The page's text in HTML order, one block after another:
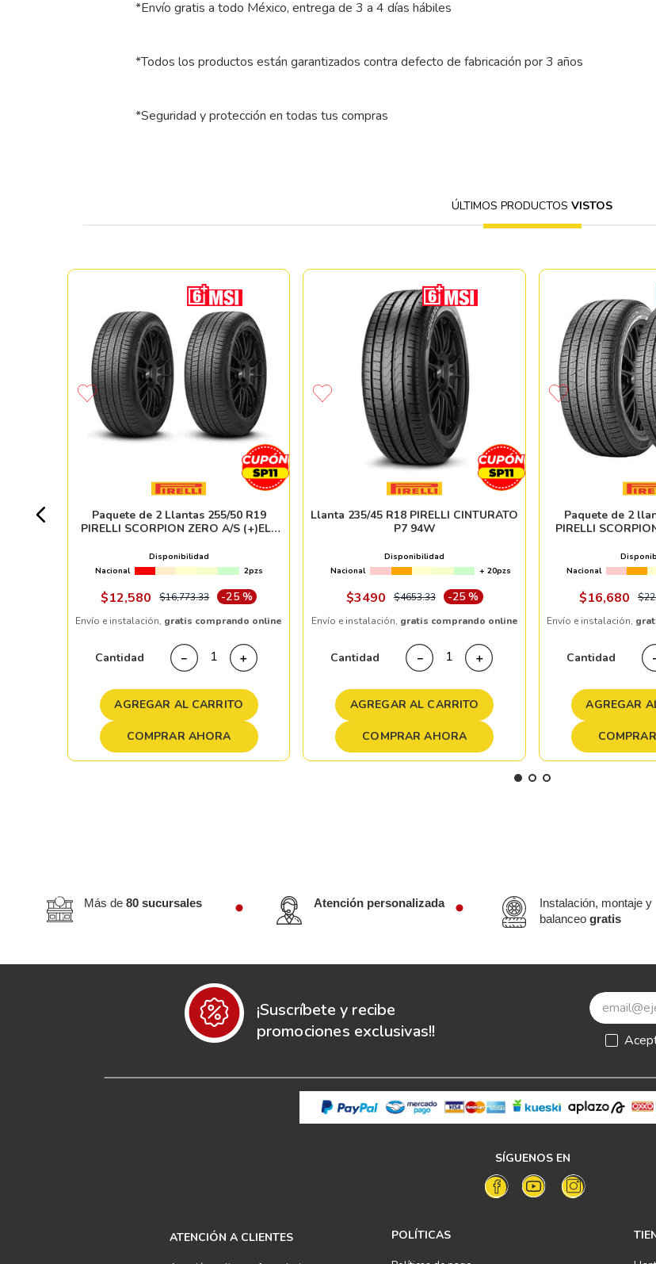
*Envío gratis a todo México, entrega de 3 a 4 días hábiles
*Todos los productos están garantizados contra defecto de fabricación por 3 años
*Seguridad y protección en todas tus compras
ÚLTIMOS PRODUCTOSVISTOS
Paquete de 2 Llantas 255/50 R19
PIRELLI SCORPION ZERO A/S (+)ELT
Disponibilidad
Nacional
2pzs
$12,580 $16,773.33 -25 %
Envío e instalación, gratis comprando online
Cantidad ＋
－
AGREGAR AL CARRITO
COMPRAR AHORA
Llanta 235/45 R18 PIRELLI CINTURATO
P7 94W
Disponibilidad
Nacional
+ 20pzs
$3490 $4653.33 -25 %
Envío e instalación, gratis comprando online
Cantidad ＋
－
AGREGAR AL CARRITO
COMPRAR AHORA
Paquete de 2
PIRELLI
Nacional
$16,680 $22
Envío e instalación,
Cantidad
AGREGAR
Más de 80 sucursales Atención personalizada
Instalación, montaje y
balanceogratis
¡Suscríbete y recibe
promociones exclusivas!!
SÍGUENOS EN
ATENCIÓN A CLIENTES POLÍTICAS